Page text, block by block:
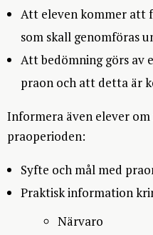
Att eleven kommer att
som skall genomföras
Att bedömning görs av
praon och att detta är
Informera även elever
praoperioden:
Syfte och mål med
Praktisk information
Närvaro